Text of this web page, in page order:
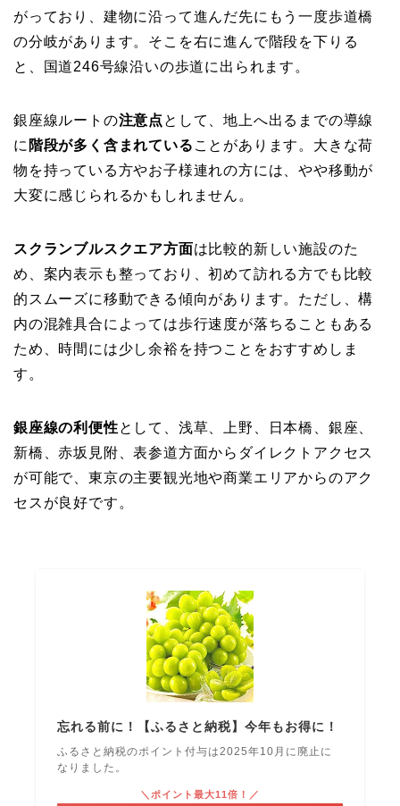
がっており、建物に沿って進んだ先にもう一度歩道橋
の分岐があります。そこを右に進んで階段を下りる
と、国道246号線沿いの歩道に出られます。
銀座線ルートの注意点 として、地上へ出るまでの導線
に 階段が多く含まれている ことがあります。大きな荷
物を持っている方やお子様連れの方には、やや移動が
大変に感じられるかもしれません。
スクランブルスクエア方面は比較的新しい施設のた
め、案内表示も整っており、初めて訪れる方でも比較
的スムーズに移動できる傾向があります。ただし、構
内の混雑具合によっては歩行速度が落ちることもある
ため、時間には少し余裕を持つことをおすすめしま
す。
銀座線の利便性として、浅草、上野、日本橋、銀座、
新橋、赤坂見附、表参道方面からダイレクトアクセス
が可能で、東京の主要観光地や商業エリアからのアク
セスが良好です。
忘れる前に！【ふるさと納税】今年もお得に！
ふるさと納税のポイント付与は2025年10月に廃止に
なりました。
＼ポイント最大11倍！／